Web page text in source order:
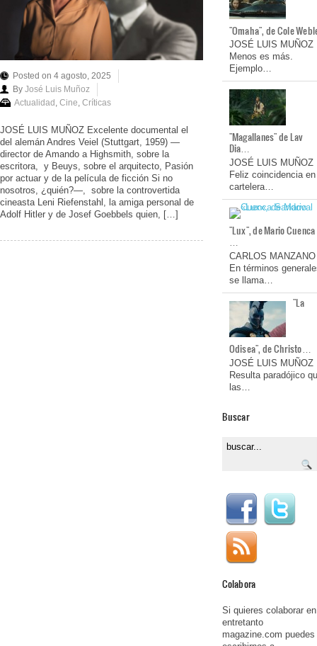
Posted on 4 agosto, 2025
By José Luis Muñoz
Actualidad, Cine, Críticas
JOSÉ LUIS MUÑOZ Excelente documental el
del alemán Andres Veiel (Stuttgart, 1959) —
director de Amando a Highsmith, sobre la
escritora, y Beuys, sobre el arquitecto, Pasión
por actuar y de la película de ficción Si no
nosotros, ¿quién?—, sobre la controvertida
cineasta Leni Riefenstahl, la amiga personal de
Adolf Hitler y de Josef Goebbels quien, […]
"Omaha", de Cole
JOSÉ LUIS MUÑOZ
Menos es más.
Ejemplo…
"Magallanes" de Lav
Dia…
JOSÉ LUIS MUÑOZ
Feliz coincidencia en
cartelera…
"Lux", de Mario Cuenca
…
CARLOS MANZANO
En términos
se llama…
"La
Odisea", de Christo…
JOSÉ LUIS MUÑOZ
Resulta paradójico
las…
Buscar
Colabora
Si quieres colaborar en
entretanto
magazine.com puedes